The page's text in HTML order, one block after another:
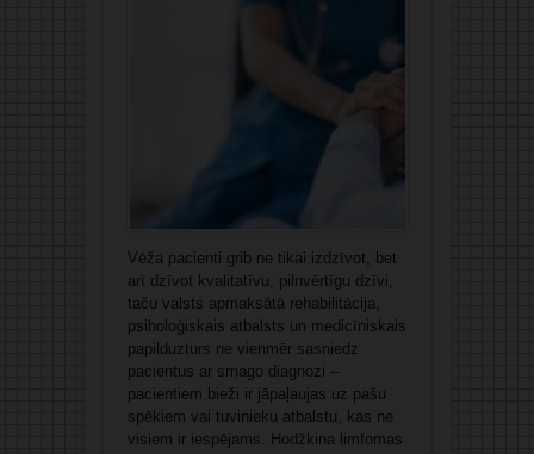
Vēža pacienti grib ne tikai izdzīvot, bet
arī dzīvot kvalitatīvu, pilnvērtīgu dzīvi,
taču valsts apmaksātā rehabilitācija,
psiholoģiskais atbalsts un medicīniskais
papilduzturs ne vienmēr sasniedz
pacientus ar smago diagnozi –
pacientiem bieži ir jāpaļaujas uz pašu
spēkiem vai tuvinieku atbalstu, kas ne
visiem ir iespējams. Hodžkina limfomas